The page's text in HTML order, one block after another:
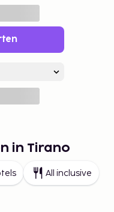
in Tirano
All inclusive